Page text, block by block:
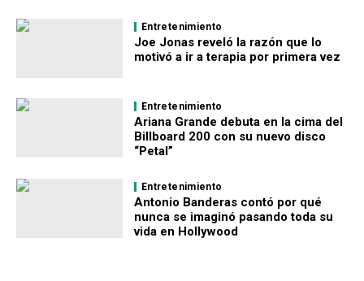
Entretenimiento
Joe Jonas reveló la razón que lo
motivó a ir a terapia por primera vez
Entretenimiento
Ariana Grande debuta en la cima del
Billboard 200 con su nuevo disco
“Petal”
Entretenimiento
Antonio Banderas contó por qué
nunca se imaginó pasando toda su
vida en Hollywood